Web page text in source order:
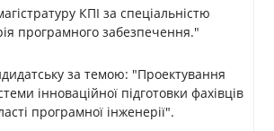
КПІ за спеціальністю
програмного забезпечення."
за темою: "Проектування
інноваційної підготовки фахівців
програмної інженерії".